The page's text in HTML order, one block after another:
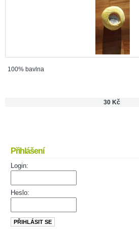
100% bavlna
30 Kč
Přihlášení
Login:
Heslo: